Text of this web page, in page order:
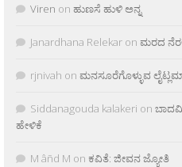
Viren on ಹುಣಸೆ ಹುಳಿ ಅನ್ನ
Janardhana Relekar on ಮರದ
rjnivah on ಮನಸೂರೆಗೊಳ್ಳುವ
Siddanagouda kalakeri on
ಹೇಳಿಕೆ
M âñd M on ಕವಿತೆ: ಜೀವನ ಜ್ಯೋತಿ